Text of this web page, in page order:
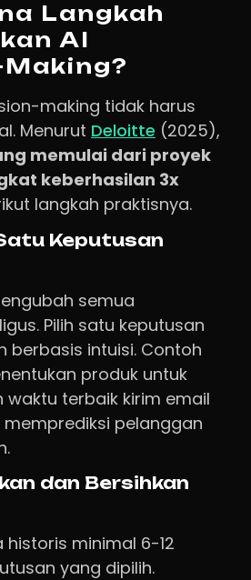
Langkah
AI
making tidak harus
Menurut Deloitte (2025),
memulai dari proyek
keberhasilan 3x
langkah praktisnya.
Keputusan
semua
Pilih satu keputusan
berbasis intuisi. Contoh
produk untuk
waktu terbaik kirim email
pelanggan
dan Bersihkan
historis minimal 6-12
yang dipilih.